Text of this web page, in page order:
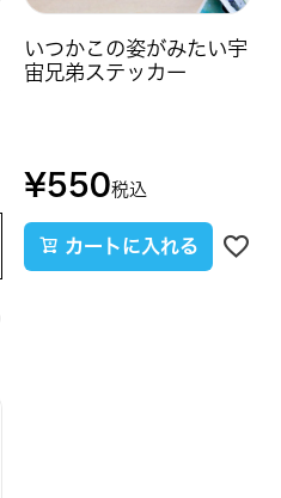
いつかこの姿がみたい宇
宙兄弟ステッカー
¥550税込
カートに入れる